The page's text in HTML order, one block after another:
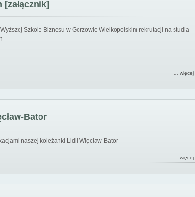
Szkole Biznesu w Gorzowie Wielkopolskim rekrutacji na studia
… więcej
Bator
naszej koleżanki Lidii Więcław-Bator
… więcej